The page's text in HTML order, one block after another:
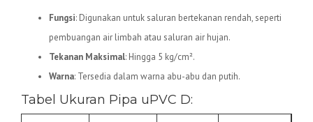
Fungsi: Digunakan untuk saluran bertekanan rendah, seperti
pembuangan air limbah atau saluran air hujan.
Tekanan Maksimal: Hingga 5 kg/cm².
Warna: Tersedia dalam warna abu-abu dan putih.
Tabel Ukuran Pipa uPVC D: